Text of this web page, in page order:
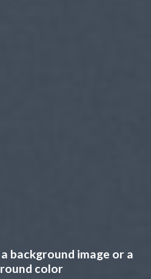
background image or a
color